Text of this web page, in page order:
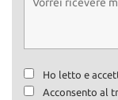
Ho letto e
Acconsento al